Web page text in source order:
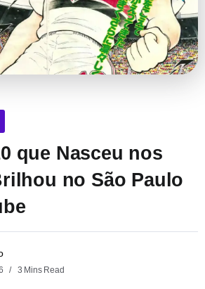
que Nasceu nos
no São Paulo
3 Mins Read